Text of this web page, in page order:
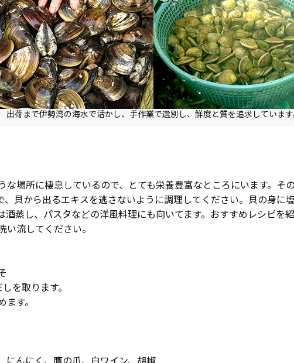
出荷まで伊勢湾の海水で活かし、手作業で選別し、鮮度と質を追求しています
な場所に棲息しているので、とても栄養豊富なところにいます。そ
、貝から出るエキスを逃さないように調理してください。貝の身に
蒸し、パスタなどの洋風料理にも向いてます。おすすめレシピを
流してください。
を取ります。
す。